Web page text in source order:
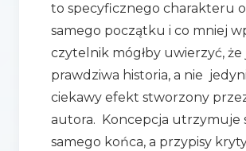
to specyficznego charakteru
samego początku i co mniej
czytelnik mógłby uwierzyć, że
prawdziwa historia, a nie
ciekawy efekt stworzony
autora. Koncepcja utrzymuje
samego końca, a przypisy